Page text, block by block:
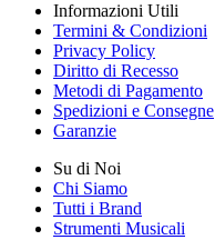
Informazioni Utili
Termini & Condizioni
Privacy Policy
Diritto di Recesso
Metodi di Pagamento
Spedizioni e Consegne
Garanzie
Su di Noi
Chi Siamo
Tutti i Brand
Strumenti Musicali